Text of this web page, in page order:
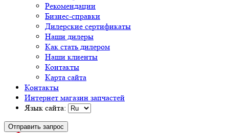
Рекомендации
Бизнес-справки
Дилерские сертификаты
Наши дилеры
Как стать дилером
Наши клиенты
Контакты
Карта сайта
Контакты
Интернет магазин запчастей
Язык сайта:
Отправить запрос